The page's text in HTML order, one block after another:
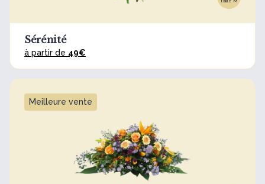
Sérénité
à partir de 49€
Meilleure vente